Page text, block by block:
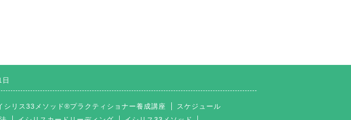
シリス33メソッド®プラクティショナー養成講座
スケジュール